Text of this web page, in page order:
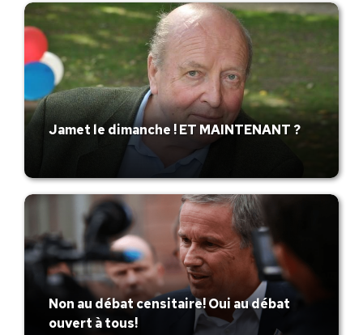
Jamet le dimanche ! ET MAINTENANT ?
Non au débat censitaire! Oui au débat
ouvert à tous!